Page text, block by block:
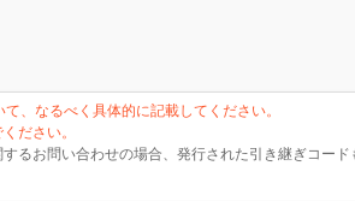
、なるべく具体的に記載してください。
ださい。
るお問い合わせの場合、発行された引き継ぎコード